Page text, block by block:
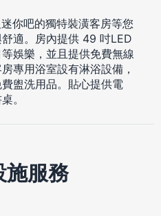
你吧的獨特裝潢客房等您
適。房內提供 49 吋LED
娛樂，並且提供免費無線
專用浴室設有淋浴設備，
盥洗用品。貼心提供電
。
施服務